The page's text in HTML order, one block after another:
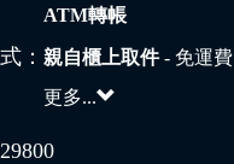
ATM轉帳
： 親自櫃上取件- 免運費
更多...
29800